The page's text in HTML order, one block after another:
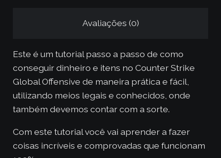
Avaliações (0)
Este é um tutorial passo a passo de como
conseguir dinheiro e itens no Counter Strike
Global Offensive de maneira prática e fácil,
utilizando meios legais e conhecidos, onde
também devemos contar com a sorte.
Com este tutorial você vai aprender a fazer
coisas incríveis e comprovadas que funcionam